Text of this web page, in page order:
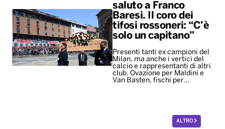
saluto a Franco
Baresi. Il coro dei
tifosi rossoneri: “C’è
solo un capitano”
Presenti tanti ex campioni del
Milan, ma anche i vertici del
calcio e rappresentanti di altri
club. Ovazione per Maldini e
Van Basten, fischi per…
ALTRO